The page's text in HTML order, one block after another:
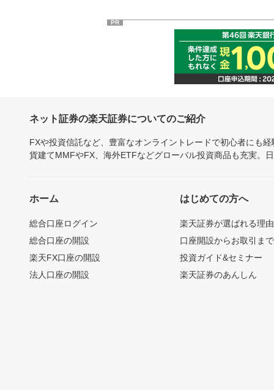
PR
ネット証券の楽天証券についてのご紹介
FXや投資信託など、豊富なオンライントレードで初心者にも
貨建てMMFやFX、海外ETFなどグローバル投資商品も充実。
ホーム
総合口座ログイン
総合口座の開設
楽天FX口座の開設
法人口座の開設
はじめての方へ
楽天証券が選ばれる理由
口座開設からお取引ま
投資ガイド&セミナー
楽天証券のあんしん